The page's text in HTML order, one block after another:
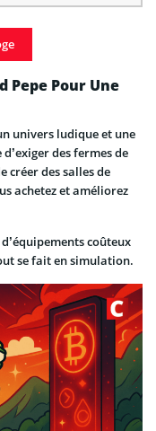
Pepe Pour Une
univers ludique et une
des fermes de
créer des salles de
achetez et améliorez
coûteux
se fait en simulation.